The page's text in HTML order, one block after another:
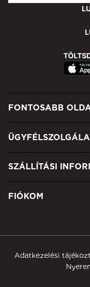
FONTOSABB
SZÁLLÍTÁSI
FIÓKOM
Adatkezelési